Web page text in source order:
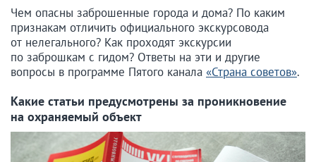
Чем опасны заброшенные города и дома? По каким
признакам отличить официального экскурсовода
от нелегального? Как проходят экскурсии
по заброшкам с гидом? Ответы на эти и другие
вопросы в программе Пятого канала «Страна советов».
Какие статьи предусмотрены за проникновение
на охраняемый объект